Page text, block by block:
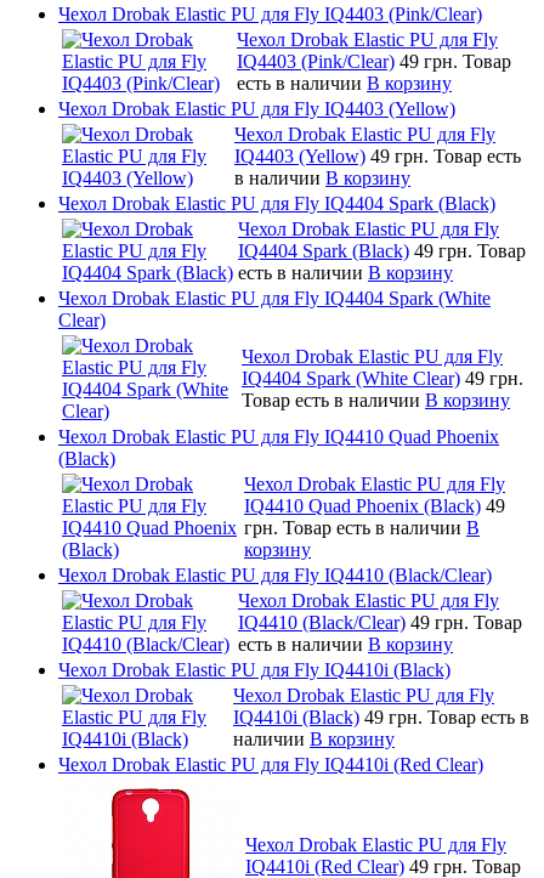
Чехол Drobak Elastic PU для Fly IQ4403 (Pink/Clear)
Чехол Drobak Elastic PU для Fly
IQ4403 (Pink/Clear) 49 грн. Товар
есть в наличии В корзину
Чехол Drobak Elastic PU для Fly IQ4403 (Yellow)
Чехол Drobak Elastic PU для Fly
IQ4403 (Yellow) 49 грн. Товар есть
в наличии В корзину
Чехол Drobak Elastic PU для Fly IQ4404 Spark (Black)
Чехол Drobak Elastic PU для Fly
IQ4404 Spark (Black) 49 грн. Товар
есть в наличии В корзину
Чехол Drobak Elastic PU для Fly IQ4404 Spark (White
Clear)
Чехол Drobak Elastic PU для Fly
IQ4404 Spark (White Clear) 49 грн.
Товар есть в наличии В корзину
Чехол Drobak Elastic PU для Fly IQ4410 Quad Phoenix
(Black)
Чехол Drobak Elastic PU для Fly
IQ4410 Quad Phoenix (Black) 49
грн. Товар есть в наличии В
корзину
Чехол Drobak Elastic PU для Fly IQ4410 (Black/Clear)
Чехол Drobak Elastic PU для Fly
IQ4410 (Black/Clear) 49 грн. Товар
есть в наличии В корзину
Чехол Drobak Elastic PU для Fly IQ4410i (Black)
Чехол Drobak Elastic PU для Fly
IQ4410i (Black) 49 грн. Товар есть в
наличии В корзину
Чехол Drobak Elastic PU для Fly IQ4410i (Red Clear)
Чехол Drobak Elastic PU для Fly
IQ4410i (Red Clear) 49 грн. Товар